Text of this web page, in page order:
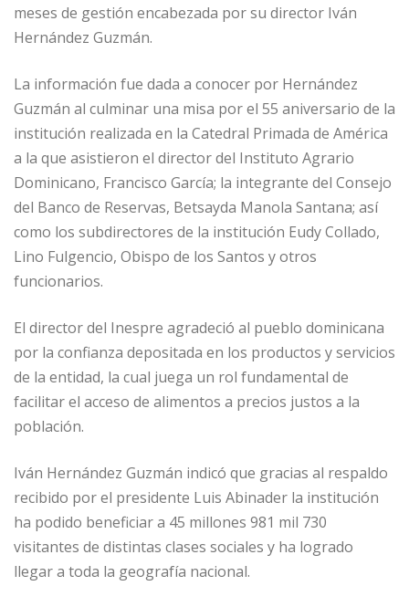
meses de gestión encabezada por su director Iván
Hernández Guzmán.
La información fue dada a conocer por Hernández
Guzmán al culminar una misa por el 55 aniversario de la
institución realizada en la Catedral Primada de América
a la que asistieron el director del Instituto Agrario
Dominicano, Francisco García; la integrante del Consejo
del Banco de Reservas, Betsayda Manola Santana; así
como los subdirectores de la institución Eudy Collado,
Lino Fulgencio, Obispo de los Santos y otros
funcionarios.
El director del Inespre agradeció al pueblo dominicana
por la confianza depositada en los productos y servicios
de la entidad, la cual juega un rol fundamental de
facilitar el acceso de alimentos a precios justos a la
población.
Iván Hernández Guzmán indicó que gracias al respaldo
recibido por el presidente Luis Abinader la institución
ha podido beneficiar a 45 millones 981 mil 730
visitantes de distintas clases sociales y ha logrado
llegar a toda la geografía nacional.